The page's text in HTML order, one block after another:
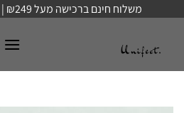
content
משלוח חינם ברכישה מעל ₪249 | מינימום הזמנה ₪100